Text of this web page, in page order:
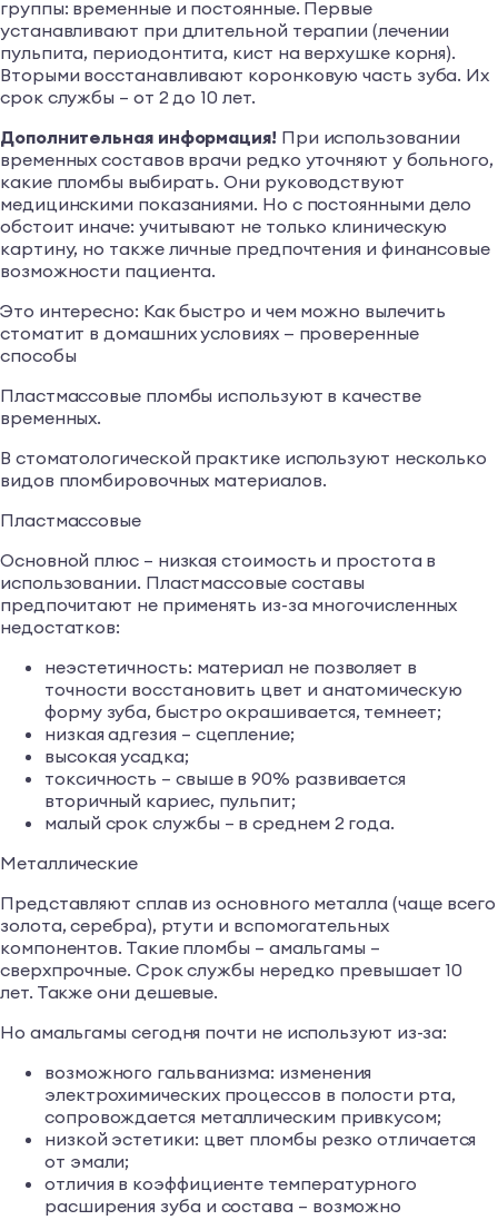
группы: временные и постоянные. Первые
устанавливают при длительной терапии (лечении
пульпита, периодонтита, кист на верхушке корня).
Вторыми восстанавливают коронковую часть зуба. Их
срок службы – от 2 до 10 лет.
Дополнительная информация! При использовании
временных составов врачи редко уточняют у больного,
какие пломбы выбирать. Они руководствуют
медицинскими показаниями. Но с постоянными дело
обстоит иначе: учитывают не только клиническую
картину, но также личные предпочтения и финансовые
возможности пациента.
Это интересно: Как быстро и чем можно вылечить
стоматит в домашних условиях — проверенные
способы
Пластмассовые пломбы используют в качестве
временных.
В стоматологической практике используют несколько
видов пломбировочных материалов.
Пластмассовые
Основной плюс – низкая стоимость и простота в
использовании. Пластмассовые составы
предпочитают не применять из-за многочисленных
недостатков:
неэстетичность: материал не позволяет в
точности восстановить цвет и анатомическую
форму зуба, быстро окрашивается, темнеет;
низкая адгезия – сцепление;
высокая усадка;
токсичность – свыше в 90% развивается
вторичный кариес, пульпит;
малый срок службы – в среднем 2 года.
Металлические
Представляют сплав из основного металла (чаще всего
золота, серебра), ртути и вспомогательных
компонентов. Такие пломбы – амальгамы –
сверхпрочные. Срок службы нередко превышает 10
лет. Также они дешевые.
Но амальгамы сегодня почти не используют из-за:
возможного гальванизма: изменения
электрохимических процессов в полости рта,
сопровождается металлическим привкусом;
низкой эстетики: цвет пломбы резко отличается
от эмали;
отличия в коэффициенте температурного
расширения зуба и состава – возможно